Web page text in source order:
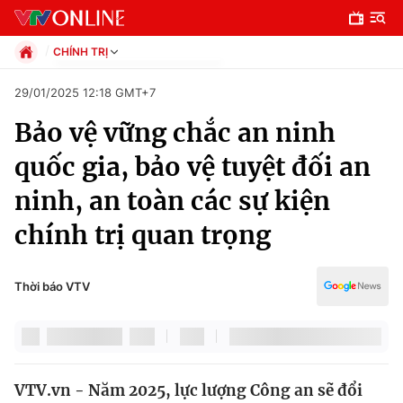
Chuyên mục
Chính trị
Xã hội
Pháp luật
Thế giới
CHÍNH TRỊ
Xã hội
Pháp luật
Kinh tế
Thể thao
Truyền hình
Văn hóa - Giải trí
Y tế
Công nghệ
29/01/2025 12:18 GMT+7
Bảo vệ vững chắc an ninh
quốc gia, bảo vệ tuyệt đối an
ninh, an toàn các sự kiện
chính trị quan trọng
Thời báo VTV
VTV.vn - Năm 2025, lực lượng Công an sẽ đổi